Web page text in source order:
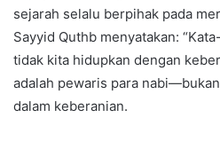
sejarah selalu berpihak pada
Sayyid Quthb menyatakan:
tidak kita hidupkan dengan
adalah pewaris para
dalam keberanian.